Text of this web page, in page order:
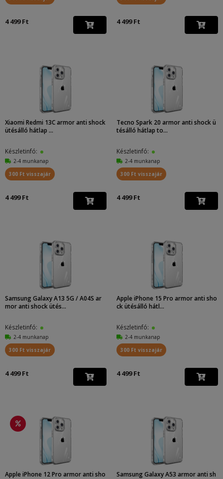
4 499 Ft 4 499 Ft
Xiaomi Redmi 13C armor anti shock
ütésálló hátlap ...
Készletinfó:
2-4 munkanap
300 Ft visszajár
4 499 Ft
Tecno Spark 20 armor anti shock ü
tésálló hátlap to...
Készletinfó:
2-4 munkanap
300 Ft visszajár
4 499 Ft
Samsung Galaxy A13 5G / A04S ar
mor anti shock ütés...
Készletinfó:
2-4 munkanap
300 Ft visszajár
4 499 Ft
Apple iPhone 15 Pro armor anti sho
ck ütésálló hátl...
Készletinfó:
2-4 munkanap
300 Ft visszajár
4 499 Ft
Apple iPhone 12 Pro armor anti sho
Samsung Galaxy A53 armor anti sh